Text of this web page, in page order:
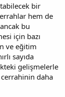
bir
hem de
bu
için bazı
ve eğitim
sayıda
gelişmelerle
daha